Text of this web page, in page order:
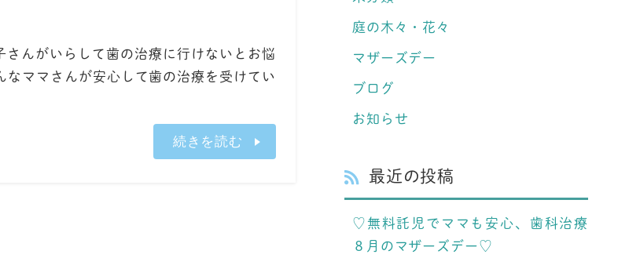
んがいらして歯の治療に行けないとお悩
ママさんが安心して歯の治療を受けてい
続きを読む
庭の木々・花々
マザーズデー
ブログ
お知らせ
最近の投稿
♡無料託児でママも安心、歯科治療
８月のマザーズデー♡